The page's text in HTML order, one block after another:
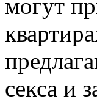
могут
секса и